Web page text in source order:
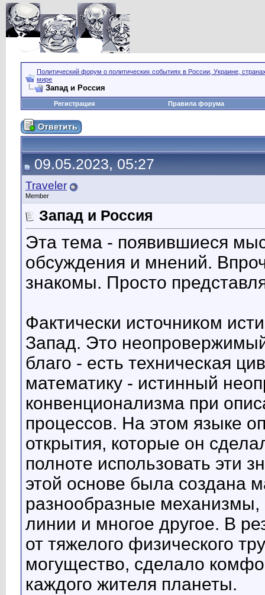
Политический форум о политических событиях в России, Украине,
мире
Запад и Россия
Регистрация Правила форума
09.05.2023, 05:27
Traveler
Member
Запад и Россия
Эта тема - появившиеся
обсуждения и мнений.
знакомы. Просто
Фактически источником
Запад. Это
благо - есть техническая
математику - истинный
конвенционализма при
процессов. На этом языке
открытия, которые он
полноте использовать эти
этой основе была создана
разнообразные
линии и многое другое. В
от тяжелого физического
могущество, сделало
каждого жителя планеты.